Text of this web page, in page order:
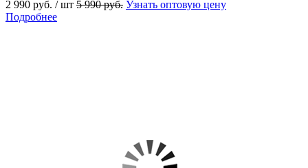
2 990 руб. / шт 5 990 руб. Узнать оптовую цену
Подробнее